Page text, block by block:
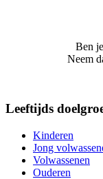
Ben
Neem
Leeftijds
Kinderen
Jong
Volwassenen
Ouderen